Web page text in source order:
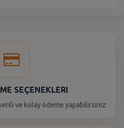
SEÇENEKLERI
ve kolay ödeme yapabilirsiniz.